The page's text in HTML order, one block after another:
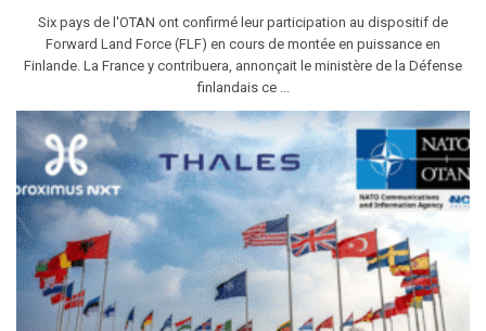
Six pays de l'OTAN ont confirmé leur participation au dispositif de
Forward Land Force (FLF) en cours de montée en puissance en
Finlande. La France y contribuera, annonçait le ministère de la Défense
finlandais ce ...